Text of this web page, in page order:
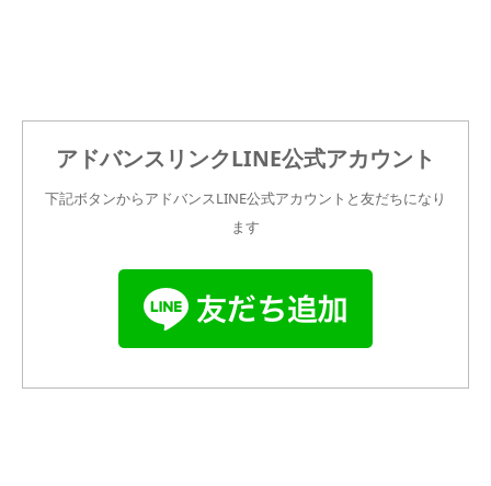
アドバンスリンクLINE公式アカウント
下記ボタンからアドバンスLINE公式アカウントと友だちになり
ます